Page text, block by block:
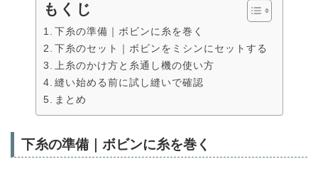
もくじ
下糸の準備｜ボビンに糸を巻く
下糸のセット｜ボビンをミシンにセットする
上糸のかけ方と糸通し機の使い方
縫い始める前に試し縫いで確認
まとめ
下糸の準備｜ボビンに糸を巻く